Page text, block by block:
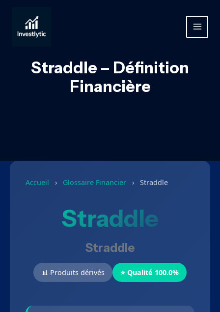
contenu
MAIN
Straddle – Définition
Financière
Accueil › Glossaire Financier › Straddle
Straddle
Straddle
📊 Produits dérivés ⭐ Qualité 100.0%